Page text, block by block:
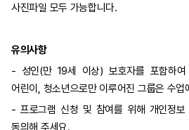
사진파일 모두 가능합니다.
유의사항
- 성인(만 19세 이상) 보호자를 포함하여
어린이, 청소년으로만 이루어진 그룹은 수
- 프로그램 신청 및 참여를 위해 개인정보
동의해 주세요.